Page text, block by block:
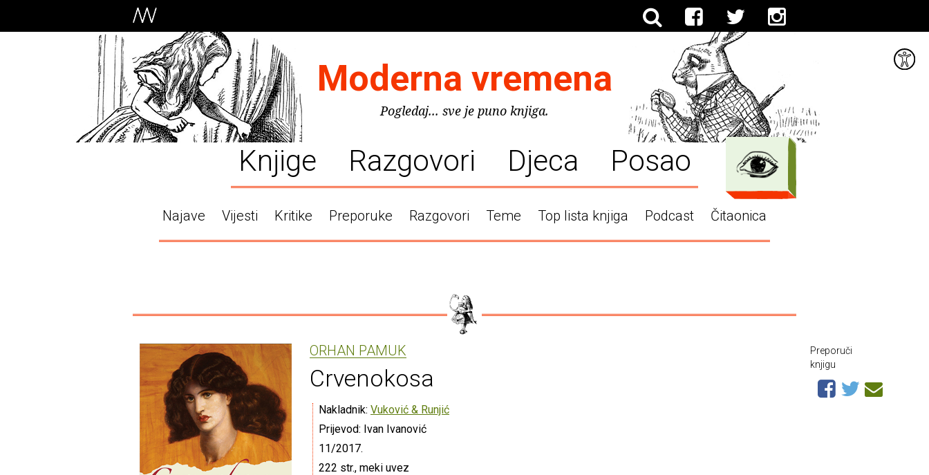
Moderna vremena
Pogledaj... sve je puno knjiga.
Knjige Razgovori Djeca Posao
Najave Vijesti Kritike Preporuke Razgovori Teme Top lista knjiga Podcast Čitaonica
ORHAN PAMUK
Crvenokosa
Nakladnik: Vuković & Runjić
Prijevod: Ivan Ivanović
11/2017.
222 str., meki uvez
Preporuči
knjigu